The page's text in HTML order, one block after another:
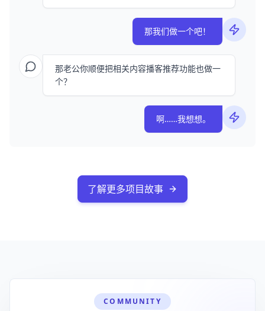
那我们做一个吧！
那老公你顺便把相关内容播客推荐功能也做一
个？
啊……我想想。
了解更多项目故事
COMMUNITY